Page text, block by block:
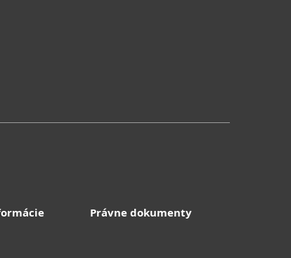
Právne dokumenty